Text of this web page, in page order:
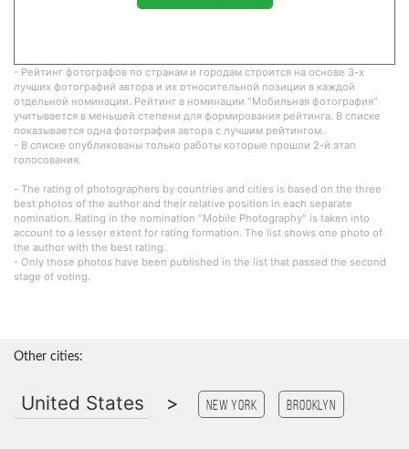
- Рейтинг фотографов по странам и городам строится на основе 3-х
лучших фотографий автора и их относительной позиции в каждой
отдельной номинации. Рейтинг в номинации "Мобильная фотография"
учитывается в меньшей степени для формирования рейтинга. В списке
показывается одна фотография автора с лучшим рейтингом.
- В списке опубликованы только работы которые прошли 2-й этап
голосования.
- The rating of photographers by countries and cities is based on the three
best photos of the author and their relative position in each separate
nomination. Rating in the nomination "Mobile Photography" is taken into
account to a lesser extent for rating formation. The list shows one photo of
the author with the best rating.
- Only those photos have been published in the list that passed the second
stage of voting.
Other cities:
United States > New York Brooklyn